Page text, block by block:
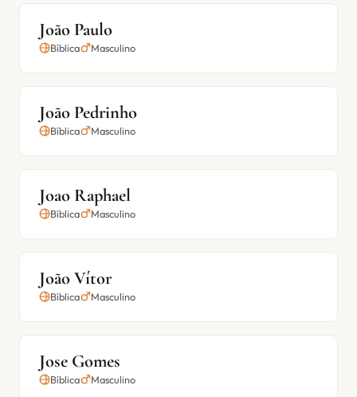
João Paulo
Bíblica Masculino
João Pedrinho
Bíblica Masculino
Joao Raphael
Bíblica Masculino
João Vítor
Bíblica Masculino
Jose Gomes
Bíblica Masculino